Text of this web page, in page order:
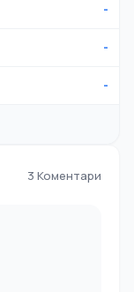
-
-
-
3 Коментари